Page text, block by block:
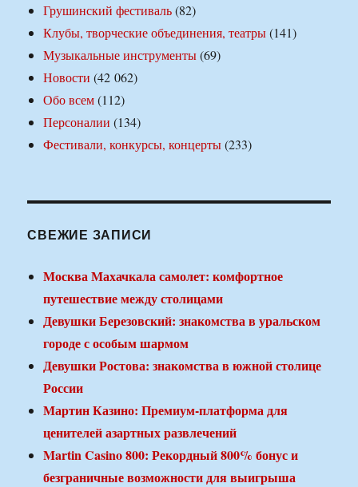
Грушинский фестиваль(82)
Клубы, творческие объединения, театры(141)
Музыкальные инструменты(69)
Новости (42 062)
Обо всем(112)
Персоналии (134)
Фестивали, конкурсы, концерты(233)
СВЕЖИЕ ЗАПИСИ
Москва Махачкала самолет: комфортное
путешествие между столицами
Девушки Березовский: знакомства в уральском
городе с особым шармом
Девушки Ростова: знакомства в южной столице
России
Мартин Казино: Премиум-платформа для
ценителей азартных развлечений
Martin Casino 800: Рекордный 800% бонус и
безграничные возможности для выигрыша